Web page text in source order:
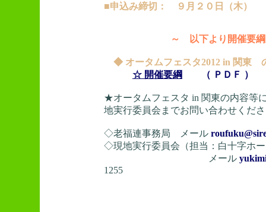
■申込み締切： ９月２０日（木）
～ 以下より開催要綱
◆ オータムフェスタ2012 in 関東
☆ 開催要綱
（ ＰＤＦ ）
★オータムフェスタ in 関東の内容等
地実行委員会までお問い合わせくだ
◇老福連事務局 メール
◇現地実行委員会（担当：白十字
メール
1255